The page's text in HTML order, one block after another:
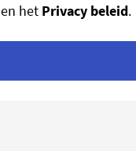
en het Privacy beleid.